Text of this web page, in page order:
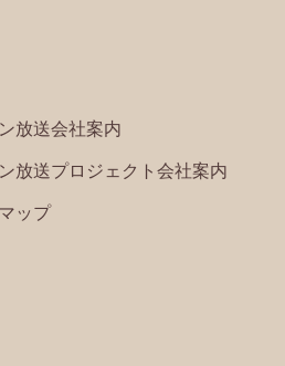
放送会社案内
放送プロジェクト会社案内
ップ